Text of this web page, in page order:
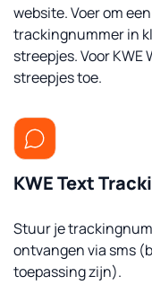
website. Voer om
trackingnummer in
streepjes. Voor
streepjes toe.
KWE Text
Stuur je
ontvangen via sms
toepassing zijn).